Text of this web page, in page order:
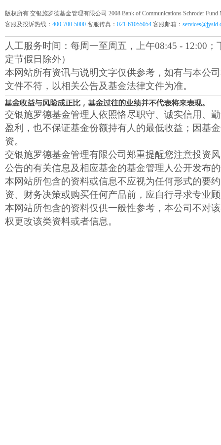
版权所有 交银施罗德基金管理有限公司 2008 Bank of Communications Schroder Fund
客服及投诉热线： 400-700-5000 客服传真： 021-61055054 客服邮箱：
人工服务时间：每周一至周五，上午08:45 - 12:00；
定节假日除外）
本网站所有资讯与说明文字仅供参考，如有与本公
文件不符，以相关公告及基金法律文件为准。
交银施罗德基金管理人依照恪尽职守、诚实信用、
盈利，也不保证基金份额持有人的最低收益；因基
资。
交银施罗德基金管理有限公司郑重提醒您注意投资
公告的有关信息及相应基金的基金管理人公开发布
本网站所包含的资料或信息不应视为任何形式的要
资、财务决策或购买任何产品前，应自行寻求专业
本网站所包含的资料仅供一般性参考，本公司不对
权更改该类资料或者信息。